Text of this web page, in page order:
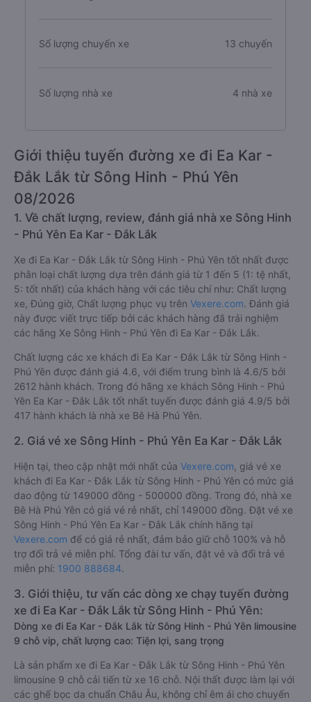
Số lượng chuyến xe 13 chuyến
Số lượng nhà xe 4 nhà xe
Giới thiệu tuyến đường xe đi Ea Kar -
Đắk Lắk từ Sông Hinh - Phú Yên
08/2026
1. Về chất lượng, review, đánh giá nhà xe Sông Hinh
- Phú Yên Ea Kar - Đắk Lắk
Xe đi Ea Kar - Đắk Lắk từ Sông Hinh - Phú Yên tốt nhất được
phân loại chất lượng dựa trên đánh giá từ 1 đến 5 (1: tệ nhất,
5: tốt nhất) của khách hàng với các tiêu chí như: Chất lượng
xe, Đúng giờ, Chất lượng phục vụ trên Vexere.com. Đánh giá
này được viết trực tiếp bởi các khách hàng đã trải nghiệm
các hãng Xe Sông Hinh - Phú Yên đi Ea Kar - Đắk Lắk.
Chất lượng các xe khách đi Ea Kar - Đắk Lắk từ Sông Hinh -
Phú Yên được đánh giá 4.6, với điểm trung bình là 4.6/5 bởi
2612 hành khách. Trong đó hãng xe khách Sông Hinh - Phú
Yên Ea Kar - Đắk Lắk tốt nhất tuyến được đánh giá 4.9/5 bởi
417 hành khách là nhà xe Bê Hà Phú Yên.
2. Giá vé xe Sông Hinh - Phú Yên Ea Kar - Đắk Lắk
Hiện tại, theo cập nhật mới nhất của Vexere.com , giá vé xe
khách đi Ea Kar - Đắk Lắk từ Sông Hinh - Phú Yên có mức giá
dao động từ 149000 đồng - 500000 đồng. Trong đó, nhà xe
Bê Hà Phú Yên có giá vé rẻ nhất, chỉ 149000 đồng. Đặt vé xe
Sông Hinh - Phú Yên Ea Kar - Đắk Lắk chính hãng tại
Vexere.com để có giá rẻ nhất, đảm bảo giữ chỗ 100% và hỗ
trợ đổi trả vé miễn phí. Tổng đài tư vấn, đặt vé và đổi trả vé
miễn phí: 1900 888684.
3. Giới thiệu, tư vấn các dòng xe chạy tuyến đường
xe đi Ea Kar - Đắk Lắk từ Sông Hinh - Phú Yên:
Dòng xe đi Ea Kar - Đắk Lắk từ Sông Hinh - Phú Yên limousine
9 chỗ vip, chất lượng cao: Tiện lợi, sang trọng
Là sản phẩm xe đi Ea Kar - Đắk Lắk từ Sông Hinh - Phú Yên
limousine 9 chỗ cải tiến từ xe 16 chỗ. Nội thất được làm lại với
các ghế bọc da chuẩn Châu Âu, không chỉ êm ái cho chuyến